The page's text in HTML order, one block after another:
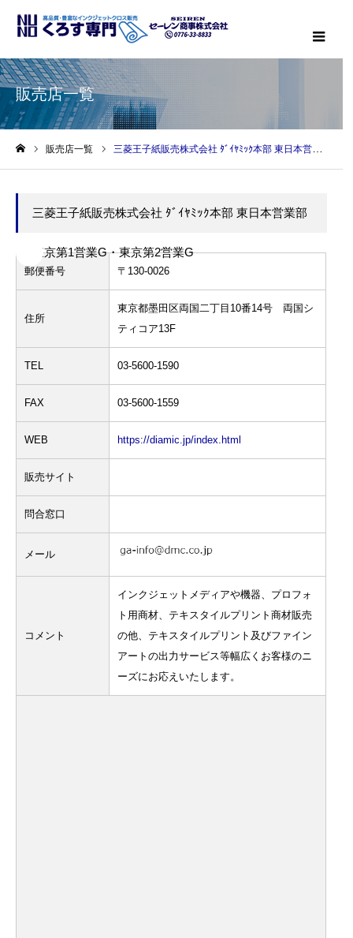
販売店一覧
販売店一覧 三菱王子紙販売株式会社 ﾀﾞｲﾔﾐｯｸ本部 東日本営業部 東京第1営業G・東京第2営業G
三菱王子紙販売株式会社 ﾀﾞｲﾔﾐｯｸ本部 東日本営業部
東京第1営業G・東京第2営業G
郵便番号 〒130-0026
住所
東京都墨田区両国二丁目10番14号 両国シ
ティコア13F
TEL 03-5600-1590
FAX 03-5600-1559
WEB https://diamic.jp/index.html
販売サイト
問合窓口
メール
コメント
インクジェットメディアや機器、プロフォ
ト用商材、テキスタイルプリント商材販売
の他、テキスタイルプリント及びファイン
アートの出力サービス等幅広くお客様のニ
ーズにお応えいたします。